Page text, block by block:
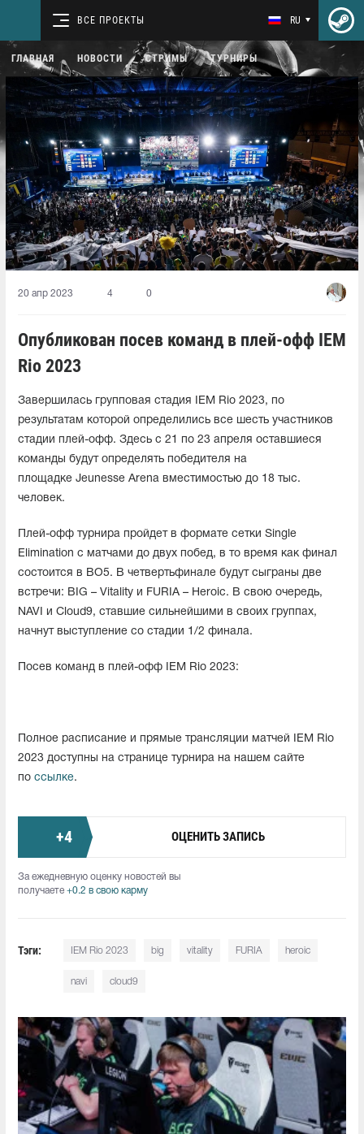
ВСЕ ПРОЕКТЫ RU
ГЛАВНАЯ НОВОСТИ СТРИМЫ ТУРНИРЫ
20 апр 2023 4 0
Опубликован посев команд в плей-офф IEM
Rio 2023
Завершилась групповая стадия IEM Rio 2023, по
результатам которой определились все шесть участников
стадии плей-офф. Здесь с 21 по 23 апреля оставшиеся
команды будут определять победителя на
площадке Jeunesse Arena вместимостью до 18 тыс.
человек.
Плей-офф турнира пройдет в формате сетки Single
Elimination с матчами до двух побед, в то время как финал
состоится в BO5. В четвертьфинале будут сыграны две
встречи: BIG – Vitality и FURIA – Heroic. В свою очередь,
NAVI и Cloud9, ставшие сильнейшими в своих группах,
начнут выступление со стадии 1/2 финала.
Посев команд в плей-офф IEM Rio 2023:
Полное расписание и прямые трансляции матчей IEM Rio
2023 доступны на странице турнира на нашем сайте
по ссылке.
+4 ОЦЕНИТЬ ЗАПИСЬ
За ежедневную оценку новостей вы
получаете +0.2 в свою карму
Тэги: IEM Rio 2023 big vitality FURIA heroic
navi cloud9